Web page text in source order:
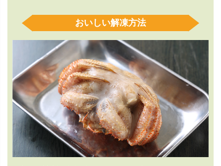
おいしい解凍方法